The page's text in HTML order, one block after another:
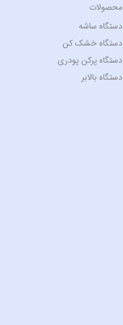
محصولات
دستگاه ساشه
دستگاه خشک کن
دستگاه پرکن پودری
دستگاه بالابر